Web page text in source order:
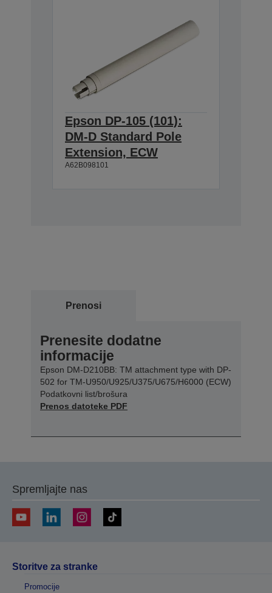
Epson DP-105 (101):
DM-D Standard Pole
Extension, ECW
A62B098101
Prenosi
Prenesite dodatne
informacije
Epson DM-D210BB: TM attachment type with DP-
502 for TM-U950/U925/U375/U675/H6000 (ECW)
Podatkovni list/brošura
Prenos datoteke PDF
Spremljajte nas
Storitve za stranke
Promocije